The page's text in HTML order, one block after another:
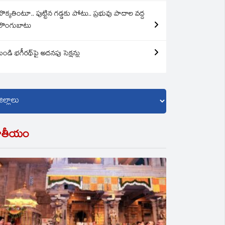
పుట్టిన గడ్డకు పోటు.. ప్రభువు పాదాల వద్ద
భగీరథ్‌పై అదనపు సెక్షన్లు